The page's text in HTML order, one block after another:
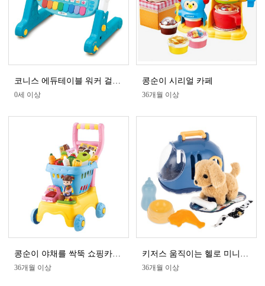
코니스 에듀테이블 워커 걸음마보조기
0세 이상
콩순이 시리얼 카페
36개월 이상
콩순이 야채를 싹뚝 쇼핑카트 마트놀이
36개월 이상 36개월 이상